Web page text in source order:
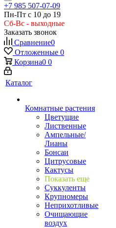
+7 985 507-07-09
Пн-Пт с 10 до 19
Сб-Вс - выходные
Заказать звонок
Сравнение0
Отложенные 0
Корзина0 0
Каталог
Комнатные растения
Цветущие
Лиственные
Ампельные/
Лианы
Бонсаи
Цитрусовые
Кактусы
Показать еще
Суккуленты
Крупномеры
Неприхотливые
Очищающие
воздух